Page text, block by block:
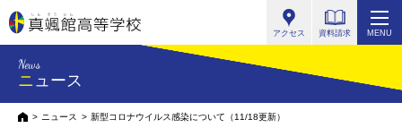
アクセス 資料請求 MENU
News
ニュース
HOMEニュース 新型コロナウイルス感染について（11/18更新）